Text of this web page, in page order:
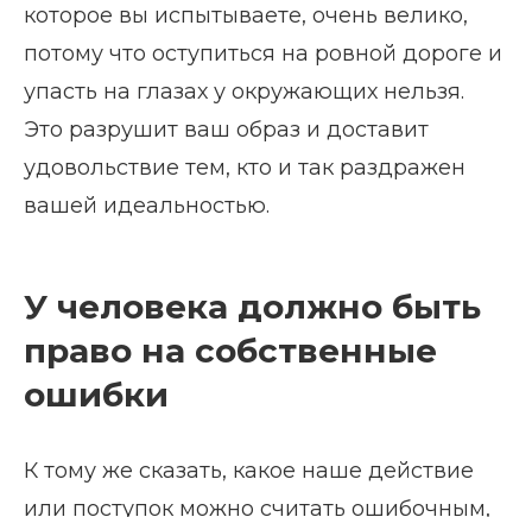
которое вы испытываете, очень велико,
потому что оступиться на ровной дороге и
упасть на глазах у окружающих нельзя.
Это разрушит ваш образ и доставит
удовольствие тем, кто и так раздражен
вашей идеальностью.
У человека должно быть
право на собственные
ошибки
К тому же сказать, какое наше действие
или поступок можно считать ошибочным,